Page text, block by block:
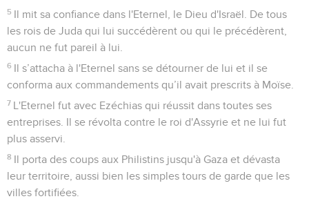
5 Il mit sa confiance dans l'Eternel, le Dieu d'Israël. De tous
les rois de Juda qui lui succédèrent ou qui le précédèrent,
aucun ne fut pareil à lui.
6 Il s’attacha à l'Eternel sans se détourner de lui et il se
conforma aux commandements qu’il avait prescrits à Moïse.
7 L'Eternel fut avec Ezéchias qui réussit dans toutes ses
entreprises. Il se révolta contre le roi d'Assyrie et ne lui fut
plus asservi.
8 Il porta des coups aux Philistins jusqu'à Gaza et dévasta
leur territoire, aussi bien les simples tours de garde que les
villes fortifiées.